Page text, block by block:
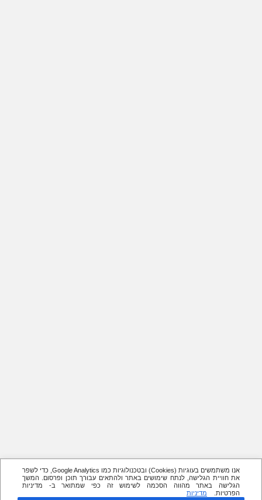
אנו משתמשים בעוגיות (Cookies) ובטכנולוגיות כמו Google Analytics, כדי לשפר
את חוויית הגלישה, לנתח שימושים באתר ולהתאים עבורך תוכן ופרסום. המשך
הגלישה באתר מהווה הסכמה לשימוש זה כפי שמתואר ב- מדיניות
הפרטיות.
מדיניות